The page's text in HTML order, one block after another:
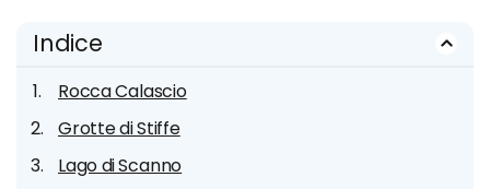
Indice
Rocca Calascio
Grotte di Stiffe
Lago di Scanno